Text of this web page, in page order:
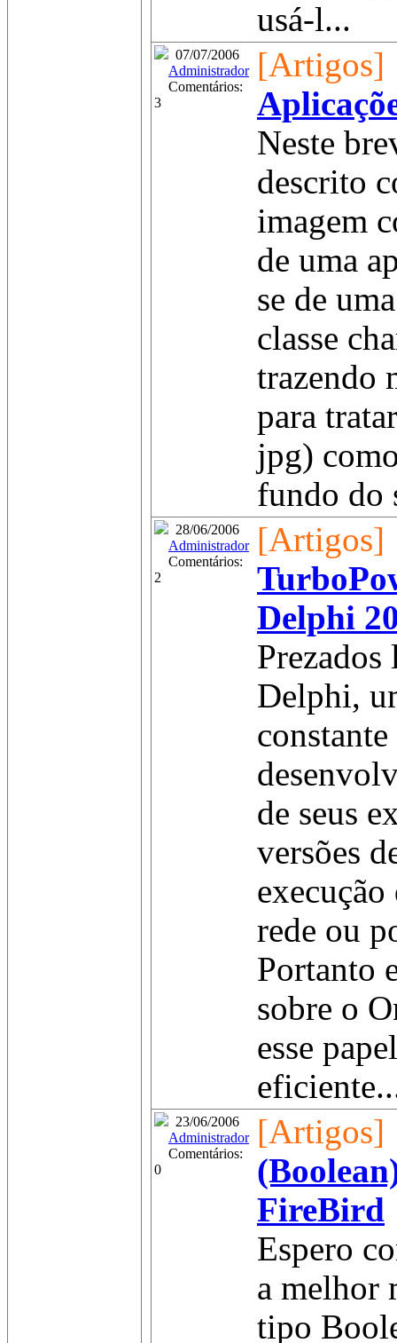
usá-l...
07/07/2006
Administrador
Comentários:
3
[Artigos]
Neste
descrito
imagem
de uma
se de
classe
trazendo
para
jpg)
fundo do
28/06/2006
Administrador
Comentários:
2
[Artigos]
Delphi
Delphi,
constante
de seus
versões
rede ou
Portanto
sobre o
esse
23/06/2006
Administrador
Comentários:
0
[Artigos]
FireBird
Espero
a melhor
tipo